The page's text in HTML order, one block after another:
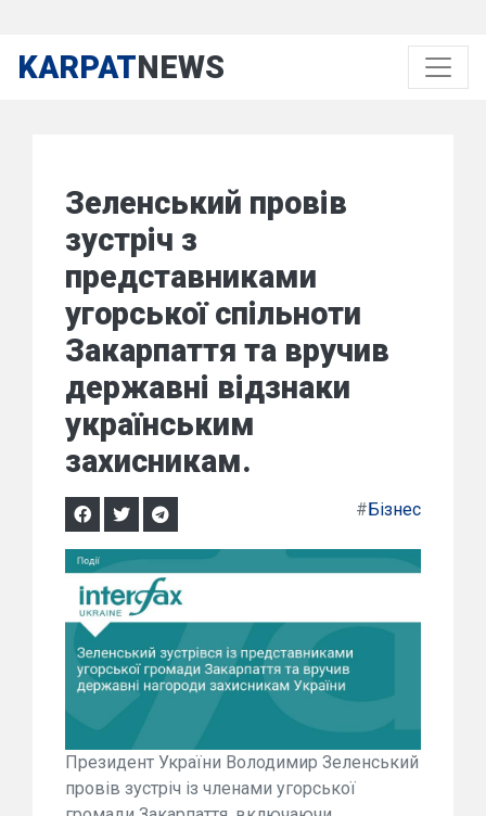
KARPATNEWS
Зеленський провів
зустріч з
представниками
угорської спільноти
Закарпаття та вручив
державні відзнаки
українським
захисникам.
#Бізнес
Президент України Володимир Зеленський
провів зустріч із членами угорської